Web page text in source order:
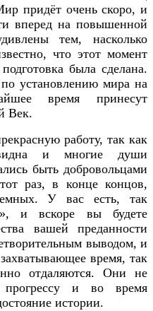
придёт очень скоро, и
вперед на повышенной
тем, насколько
что этот момент
была сделана.
установлению мира на
время принесут
Век.
работу, так как
и многие души
быть добровольцами
раз, в конце концов,
У вас есть, так
и вскоре вы будете
вашей преданности
выводом, и
время, так
отдаляются. Они не
и во время
истории.